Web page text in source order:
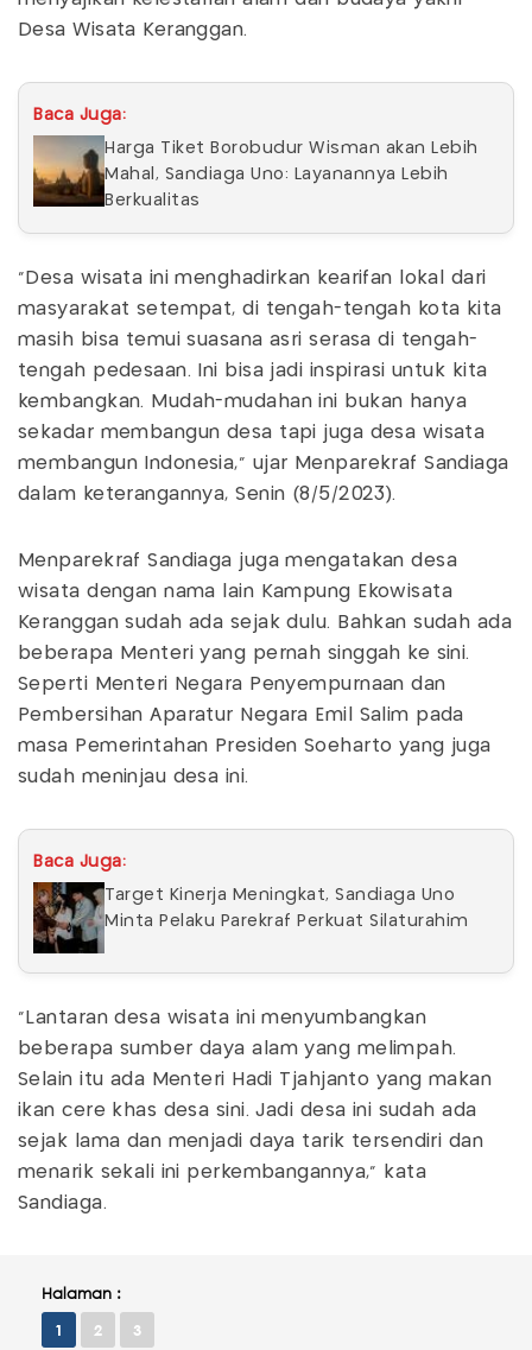
Desa Wisata Keranggan.
Baca Juga:
Harga Tiket Borobudur Wisman akan Lebih
Mahal, Sandiaga Uno: Layanannya Lebih
Berkualitas
“Desa wisata ini menghadirkan kearifan lokal dari
masyarakat setempat, di tengah-tengah kota kita
masih bisa temui suasana asri serasa di tengah-
tengah pedesaan. Ini bisa jadi inspirasi untuk kita
kembangkan. Mudah-mudahan ini bukan hanya
sekadar membangun desa tapi juga desa wisata
membangun Indonesia,” ujar Menparekraf Sandiaga
dalam keterangannya, Senin (8/5/2023).
Menparekraf Sandiaga juga mengatakan desa
wisata dengan nama lain Kampung Ekowisata
Keranggan sudah ada sejak dulu. Bahkan sudah ada
beberapa Menteri yang pernah singgah ke sini.
Seperti Menteri Negara Penyempurnaan dan
Pembersihan Aparatur Negara Emil Salim pada
masa Pemerintahan Presiden Soeharto yang juga
sudah meninjau desa ini.
Baca Juga:
Target Kinerja Meningkat, Sandiaga Uno
Minta Pelaku Parekraf Perkuat Silaturahim
“Lantaran desa wisata ini menyumbangkan
beberapa sumber daya alam yang melimpah.
Selain itu ada Menteri Hadi Tjahjanto yang makan
ikan cere khas desa sini. Jadi desa ini sudah ada
sejak lama dan menjadi daya tarik tersendiri dan
menarik sekali ini perkembangannya,” kata
Sandiaga.
Halaman :
1 2 3